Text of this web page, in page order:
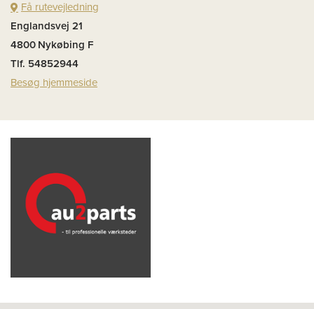
Få rutevejledning
Englandsvej 21
4800 Nykøbing F
Tlf. 54852944
Besøg hjemmeside